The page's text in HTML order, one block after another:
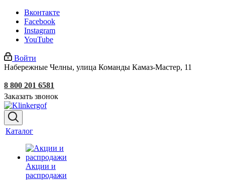
Вконтакте
Facebook
Instagram
YouTube
Войти
Набережные Челны, улица Команды Камаз-Мастер, 11
8 800 201 6581
Заказать звонок
Каталог
Акции и
распродажи